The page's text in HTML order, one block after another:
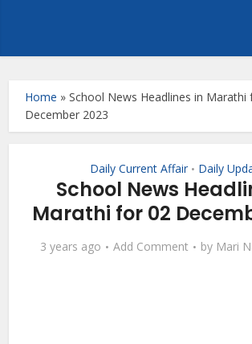
Home »School News Headlines in Marathi
December 2023
Daily Current Affair • Daily
School News
Marathi for 02
3 years ago Add Comment by Mari